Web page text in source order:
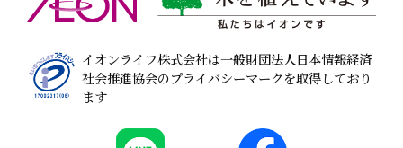
イオンライフ株式会社は一般財団法人日本情報経済
社会推進協会のプライバシーマークを取得しており
ます